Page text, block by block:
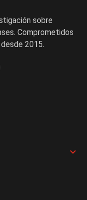
sobre
Comprometidos
2015.